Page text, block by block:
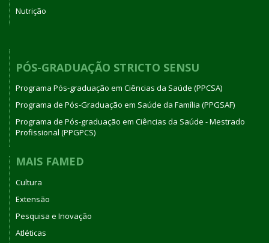
Nutrição
PÓS-GRADUAÇÃO STRICTO SENSU
Programa Pós-graduação em Ciências da Saúde (PPCSA)
Programa de Pós-Graduação em Saúde da Família (PPGSAF)
Programa de Pós-graduação em Ciências da Saúde - Mestrado
Profissional (PPGPCS)
MAIS FAMED
Cultura
Extensão
Pesquisa e Inovação
Atléticas